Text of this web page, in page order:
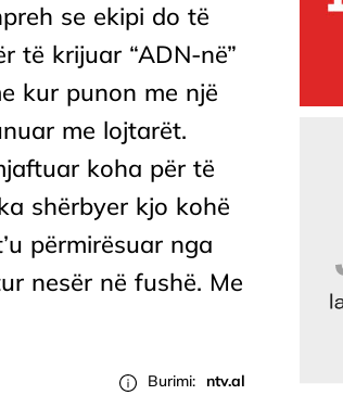
se ekipi do të
të krijuar “ADN-në”
kur punon me një
me lojtarët.
koha për të
shërbyer kjo kohë
përmirësuar nga
nesër në fushë. Me
Burimi: ntv.al